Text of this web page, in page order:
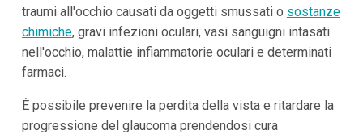
traumi all'occhio causati da oggetti smussati o sostanze
chimiche, gravi infezioni oculari, vasi sanguigni intasati
nell'occhio, malattie infiammatorie oculari e determinati
farmaci.
È possibile prevenire la perdita della vista e ritardare la
progressione del glaucoma prendendosi cura